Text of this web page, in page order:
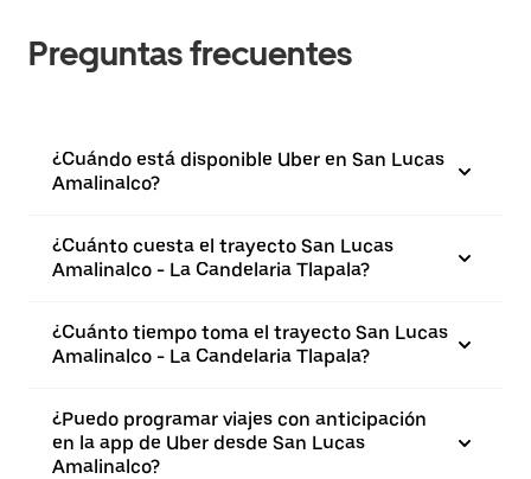
Preguntas frecuentes
¿Cuándo está disponible Uber en San Lucas
Amalinalco?
¿Cuánto cuesta el trayecto San Lucas
Amalinalco - La Candelaria Tlapala?
¿Cuánto tiempo toma el trayecto San Lucas
Amalinalco - La Candelaria Tlapala?
¿Puedo programar viajes con anticipación
en la app de Uber desde San Lucas
Amalinalco?